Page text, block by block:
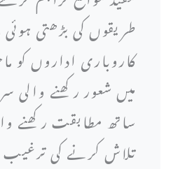
طریقوں کی بڑھتی
کاروباری اداروں
میں شعور رکھنے والی
ساتھ مطابقت رکھنے
تلاش کرنے کی